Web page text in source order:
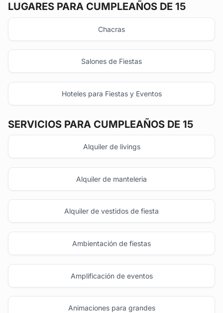
LUGARES PARA CUMPLEAÑOS DE 15
Chacras
Salones de Fiestas
Hoteles para Fiestas y Eventos
SERVICIOS PARA CUMPLEAÑOS DE 15
Alquiler de livings
Alquiler de manteleria
Alquiler de vestidos de fiesta
Ambientación de fiestas
Amplificación de eventos
Animaciones para grandes